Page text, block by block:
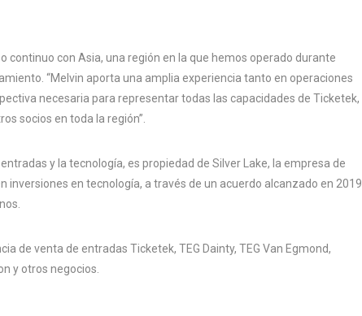
con Asia, una región en la que hemos operado durante
“Melvin aporta una amplia experiencia tanto en operaciones
necesaria para representar todas las capacidades de Ticketek,
socios en toda la región”.
y la tecnología, es propiedad de Silver Lake, la empresa de
inversiones en tecnología, a través de un acuerdo alcanzado en 2019
de venta de entradas Ticketek, TEG Dainty, TEG Van Egmond,
y otros negocios.